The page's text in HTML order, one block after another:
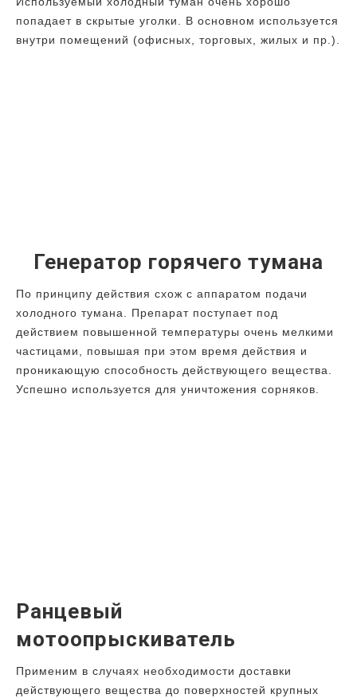
попадает в скрытые уголки. В основном используется
внутри помещений (офисных, торговых, жилых и пр.).
Генератор горячего тумана
По принципу действия схож с аппаратом подачи
холодного тумана. Препарат поступает под
действием повышенной температуры очень мелкими
частицами, повышая при этом время действия и
проникающую способность действующего вещества.
Успешно используется для уничтожения сорняков.
Ранцевый
мотоопрыскиватель
Применим в случаях необходимости доставки
действующего вещества до поверхностей крупных